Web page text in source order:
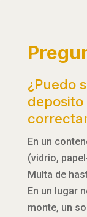
¿Puedo
deposito
En un
(vidrio,
Multa de
En un lugar
monte, un